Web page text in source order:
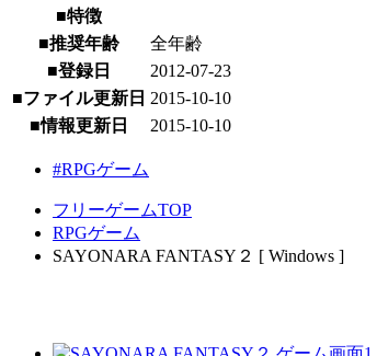
■特徴
■推奨年齢
全年齢
■登録日
2012-07-23
■ファイル更新日 2015-10-10
■情報更新日
2015-10-10
#RPGゲーム
フリーゲームTOP
RPGゲーム
SAYONARA FANTASY２ [ Windows ]